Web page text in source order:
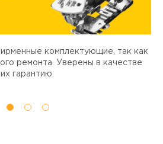
комплектующие, так как
ремонта. Уверены в качестве
гарантию.